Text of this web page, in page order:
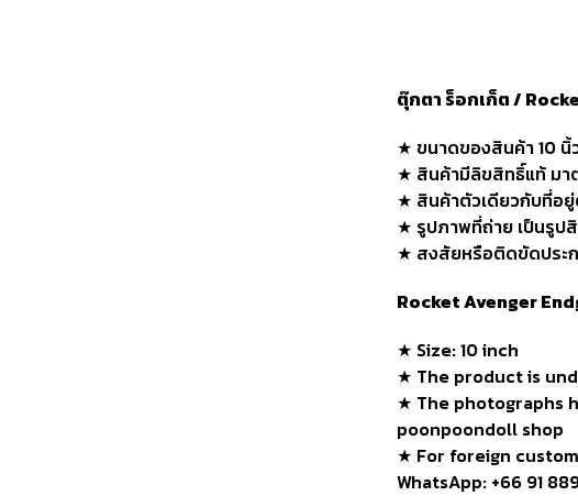
ตุ๊กตา ร็อกเก็ต /
★ ขนาดของสินค้า 10 นิ้
★ สินค้ามีลิขสิทธิ์แท้ มา
★ สินค้าตัวเดียวกับที่อยู่
★ รูปภาพที่ถ่าย เป็นรูป
★ สงสัยหรือติดขัดประก
Rocket Avenger
★ Size: 10 inch
★ The product is
★ The photographs
poonpoondoll shop
★ For foreign
WhatsApp: +66 91